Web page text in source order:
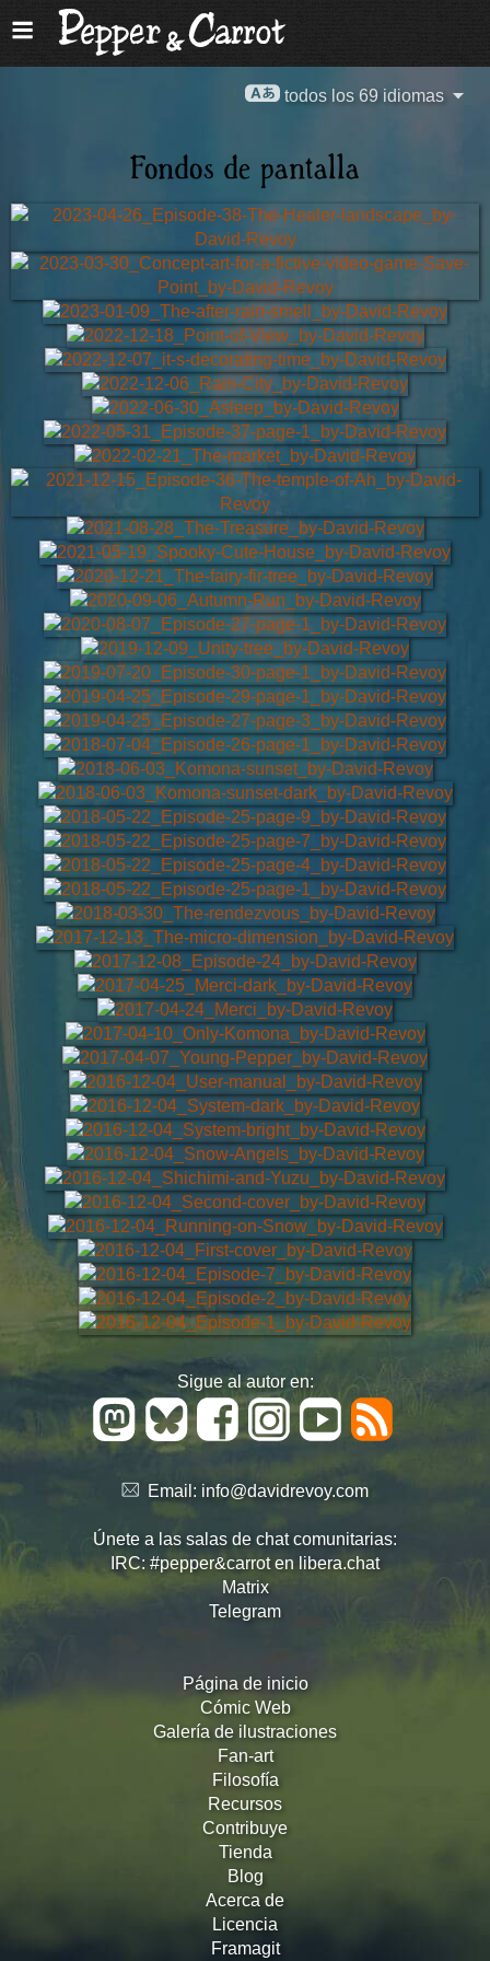
todos los 69 idiomas
Fondos de pantalla
Sigue al autor en:
Email: info@davidrevoy.com
Únete a las salas de chat comunitarias:
IRC: #pepper&carrot en libera.chat
Matrix
Telegram
Página de inicio
Cómic Web
Galería de ilustraciones
Fan-art
Filosofía
Recursos
Contribuye
Tienda
Blog
Acerca de
Licencia
Framagit